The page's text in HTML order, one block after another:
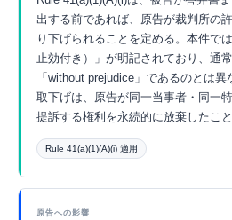
出する前であれば、原告が裁判所の
り下げられることを定める。本件で
止効付き）」が明記されており、通
「without prejudice」であるのとは
取下げは、原告が同一当事者・同一
提訴する権利を永続的に放棄したこと
Rule 41(a)(1)(A)(i) 適用
原告への影響